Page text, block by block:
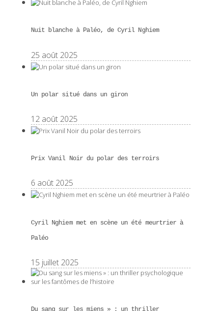
Nuit blanche à Paléo, de Cyril Nghiem
25 août 2025
Un polar situé dans un giron
12 août 2025
Prix Vanil Noir du polar des terroirs
6 août 2025
Cyril Nghiem met en scène un été meurtrier à
Paléo
15 juillet 2025
Du sang sur les miens » : un thriller